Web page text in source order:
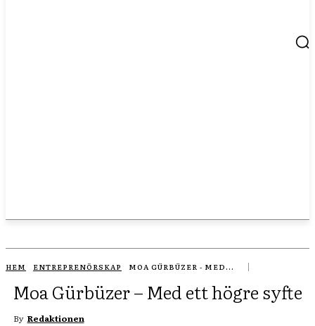
HEM ENTREPRENÖRSKAP MOA GÜRBÜZER - MED...
Moa Gürbüzer – Med ett högre syfte
By Redaktionen